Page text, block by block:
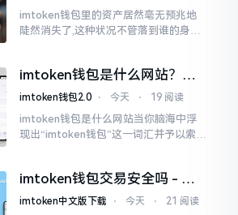
imtoken钱包里的资产居然毫无预兆地
陡然消失了,这种状况不管落到谁的身上,
打开钱包查看时
imtoken钱包是什么网站？一
文说清楚这玩意
imtoken钱包2.0 ⋅ 今天 ⋅ 19 阅读
imtoken钱包是什么网站当你脑海中浮
现出“imtoken钱包”这一词汇并予以索求
我也曾短暂错愕
imtoken钱包交易安全吗 - 老
用户的一些心里话
imtoken中文版下载 ⋅ 今天 ⋅ 21 阅读